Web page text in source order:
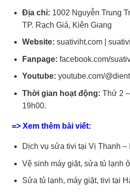
Địa chỉ: 1002 Nguyễn Trung
TP. Rạch Giá, Kiên Giang
Website: suativiht.com |
Fanpage: facebook.com/
Youtube: youtube.com/
Thời gian hoạt động: Thứ 2
19h00.
=> Xem thêm bài viết:
Dịch vụ sửa tivi tại Vị Thanh –
Vệ sinh máy giặt, sửa tủ lạnh
Sửa tủ lạnh, máy giặt, tivi tại